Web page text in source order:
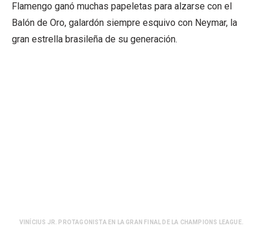
Flamengo ganó muchas papeletas para alzarse con el
Balón de Oro, galardón siempre esquivo con Neymar, la
gran estrella brasileña de su generación.
VINÍCIUS JR. PROTAGONISTA EN LA GRAN FINAL DE LA CHAMPIONS LEAGUE.